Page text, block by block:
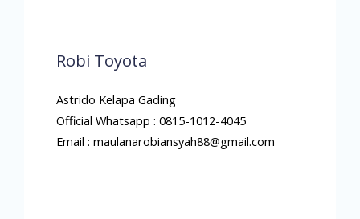
Robi Toyota
Astrido Kelapa Gading
Official Whatsapp : 0815-1012-4045
Email : maulanarobiansyah88@gmail.com